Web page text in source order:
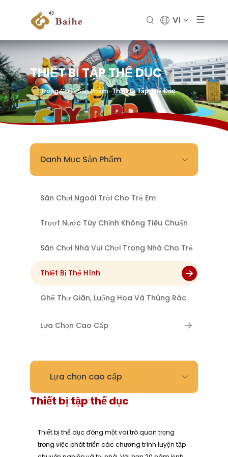
VI
THIẾT BỊ TẬP THỂ DỤC
Trang Chủ- Sản Phẩm-Thiết Bị Tập Thể Dục
Danh Mục Sản Phẩm
Sân Chơi Ngoài Trời Cho Trẻ Em
Trượt Nước Tùy Chỉnh Không Tiêu Chuẩn
Sân Chơi Nhà Vui Chơi Trong Nhà Cho Trẻ
Thiết Bị Thể Hình
Ghế Thư Giãn, Luống Hoa Và Thùng Rác
Lựa Chọn Cao Cấp
Lựa chọn cao cấp
Thiết bị tập thể dục
Thiết bị thể dục đóng một vai trò quan trọng
trong việc phát triển các chương trình luyện tập